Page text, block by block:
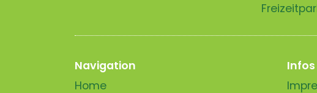
Navigation
Home
Infos